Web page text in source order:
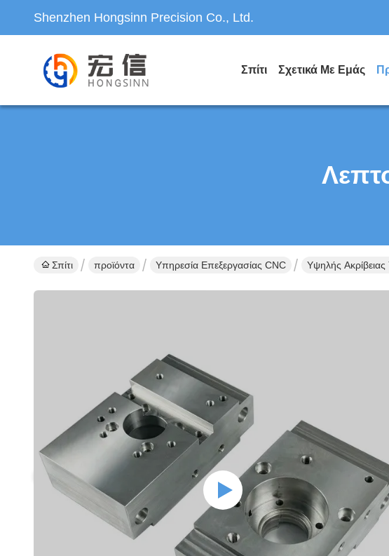
Shenzhen Hongsinn Precision Co., Ltd.
Σπίτι Σχετικά Με Εμάς
Σπίτι προϊόντα Υπηρεσία Επεξεργασίας CNC Υψηλής Ακρίβειας